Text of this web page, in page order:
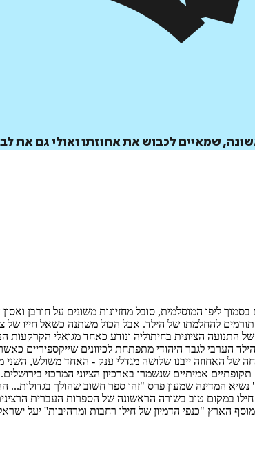
₪32 מחיר קודם: ₪48
שמאיים לכבוש את אחוזתו ואולי גם את
ידיים בסמוך ליפו המוסלמית, סובל מחזיונות משונים על
להחלמתו של הילד. אבל הכול משתנה כשאל חייו של
הציונית בחיתוליה ונודע כאחד מגואלי הקרקעות
הערבי לגבר היהודי מתפתחת לכיוונים שייקספיריים
של האחוזה ייבנו שלושה מגדלי ענק - האחד משולש,
אמיתיים שנשמרו בארכיון הציוני המרכזי
המדינה שמעון פרס "זהו ספר חשוב שהולך בגדולות...
הארץ "כנפי הדמיון של חילו רחבות ומרהיבות'' יעל